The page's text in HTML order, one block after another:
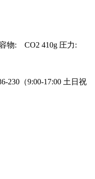
容物: CO2 410g 圧力:
230（9:00-17:00 土日祝